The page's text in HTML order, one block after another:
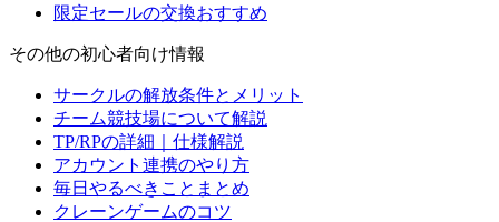
限定セールの交換おすすめ
その他の初心者向け情報
サークルの解放条件とメリット
チーム競技場について解説
TP/RPの詳細｜仕様解説
アカウント連携のやり方
毎日やるべきことまとめ
クレーンゲームのコツ